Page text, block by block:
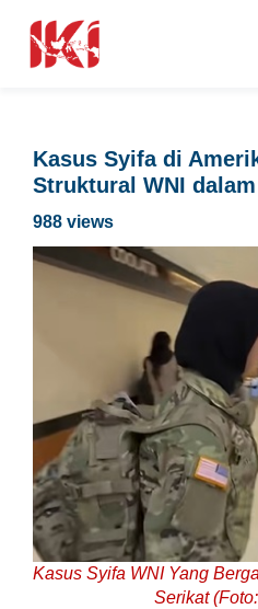
Kasus Syifa di
Struktural WNI
988 views
Kasus Syifa WNI Yang
Serikat